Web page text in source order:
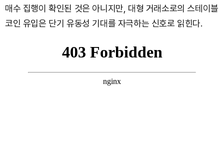
매수 집행이 확인된 것은 아니지만, 대형 거래소로의 스테이블
코인 유입은 단기 유동성 기대를 자극하는 신호로 읽힌다.